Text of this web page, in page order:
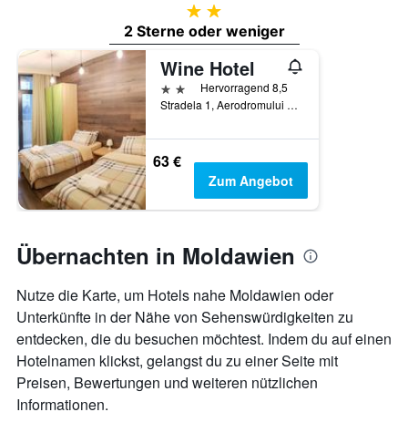
2 Sterne
2 Sterne oder weniger
Wine Hotel
2 SterneHervorragend 8,5
Stradela 1, Aerodromului 4, Chişinău, Moldawien
63 €
Zum Angebot
Übernachten in Moldawien
Nutze die Karte, um Hotels nahe Moldawien oder
Unterkünfte in der Nähe von Sehenswürdigkeiten zu
entdecken, die du besuchen möchtest. Indem du auf einen
Hotelnamen klickst, gelangst du zu einer Seite mit
Preisen, Bewertungen und weiteren nützlichen
Informationen.